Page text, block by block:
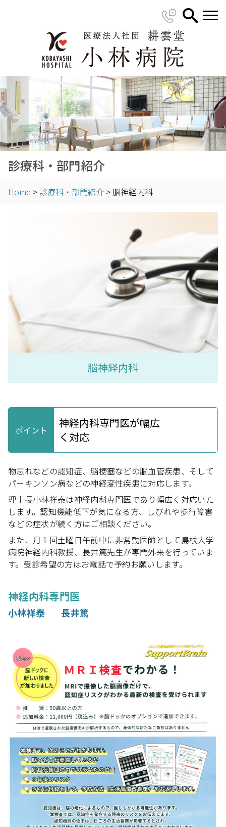
診療科・部門紹介
Home > 診療科・部門紹介 >脳神経内科
脳神経内科
神経内科専門医が幅広
く対応
物忘れなどの認知症、脳梗塞などの脳血管疾患、そして
パーキンソン病などの神経変性疾患に対応します。
理事長小林祥泰は神経内科専門医であり幅広く対応いた
します。認知機能低下が気になる方、しびれや歩行障害
などの症状が続く方はご相談ください。
また、月１回土曜日午前中に非常勤医師として島根大学
病院神経内科教授、長井篤先生が専門外来を行っていま
す。受診希望の方はお電話で予約お願いします。
神経内科専門医
小林祥泰 長井篤